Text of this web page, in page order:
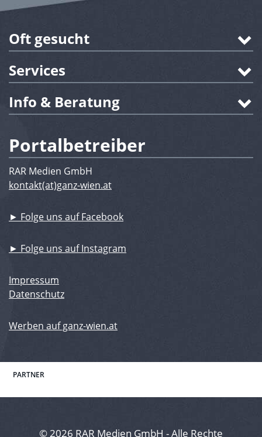
Oft gesucht
Services
Info & Beratung
Portalbetreiber
RAR Medien GmbH
kontakt(at)ganz-wien.at
► Folge uns auf Facebook
► Folge uns auf Instagram
Impressum
Datenschutz
Werben auf ganz-wien.at
PARTNER
© 2026 RAR Medien GmbH - Alle Rechte